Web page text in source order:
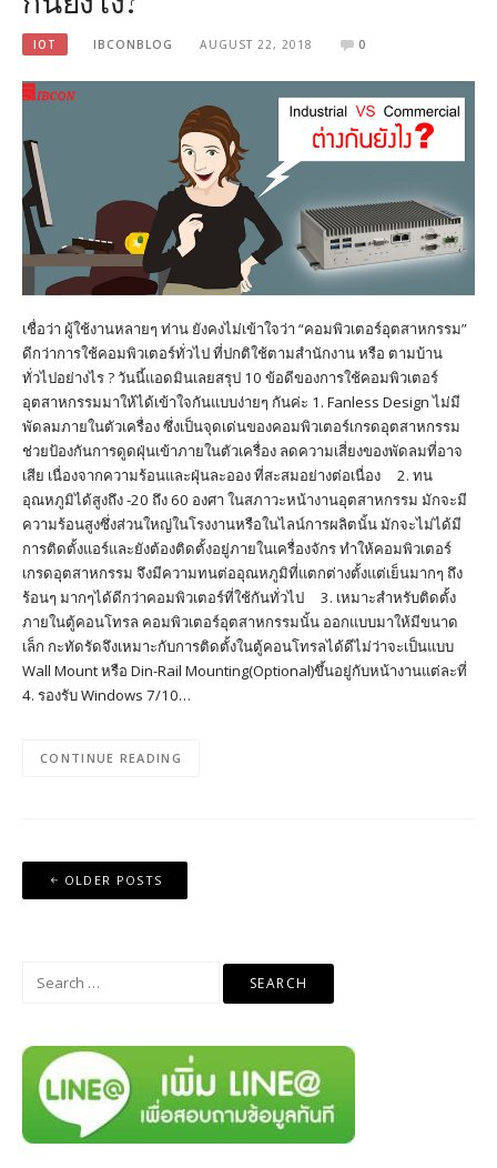
IOT IBCONBLOG AUGUST 22, 2018 0
เชื่อว่า ผู้ใช้งานหลายๆ ท่าน ยังคงไม่เข้าใจว่า “คอมพิวเตอร์อุตสาหกรรม”
ดีกว่าการใช้คอมพิวเตอร์ทั่วไป ที่ปกติใช้ตามสำนักงาน หรือ ตามบ้าน
ทั่วไปอย่างไร ? วันนี้แอดมินเลยสรุป 10 ข้อดีของการใช้คอมพิวเตอร์
อุตสาหกรรมมาให้ได้เข้าใจกันแบบง่ายๆ กันค่ะ 1. Fanless Design ไม่มี
พัดลมภายในตัวเครื่อง ซึ่งเป็นจุดเด่นของคอมพิวเตอร์เกรดอุตสาหกรรม
ช่วยป้องกันการดูดฝุ่นเข้าภายในตัวเครื่อง ลดความเสี่ยงของพัดลมที่อาจ
เสีย เนื่องจากความร้อนและฝุ่นละออง ที่สะสมอย่างต่อเนื่อง 2. ทน
อุณหภูมิได้สูงถึง -20 ถึง 60 องศา ในสภาวะหน้างานอุตสาหกรรม มักจะมี
ความร้อนสูงซึ่งส่วนใหญ่ในโรงงานหรือในไลน์การผลิตนั้น มักจะไม่ได้มี
การติดตั้งแอร์และยังต้องติดตั้งอยู่ภายในเครื่องจักร ทำให้คอมพิวเตอร์
เกรดอุตสาหกรรม จึงมีความทนต่ออุณหภูมิที่แตกต่างตั้งแต่เย็นมากๆ ถึง
ร้อนๆ มากๆได้ดีกว่าคอมพิวเตอร์ที่ใช้กันทั่วไป 3. เหมาะสำหรับติดตั้ง
ภายในตู้คอนโทรล คอมพิวเตอร์อุตสาหกรรมนั้น ออกแบบมาให้มีขนาด
เล็ก กะทัดรัดจึงเหมาะกับการติดตั้งในตู้คอนโทรลได้ดีไม่ว่าจะเป็นแบบ
Wall Mount หรือ Din-Rail Mounting(Optional)ขึ้นอยู่กับหน้างานแต่ละที่
4. รองรับ Windows 7/10…
CONTINUE READING
Posts
navigation
OLDER POSTS
Search